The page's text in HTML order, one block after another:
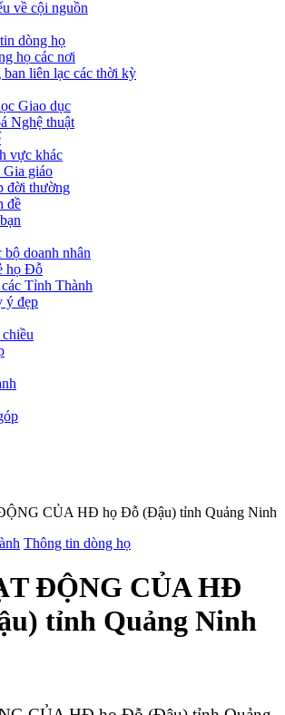
về cội nguồn
dòng họ
họ các nơi
ban liên lạc các thời kỳ
Giao dục
Nghệ thuật
vực khác
Gia giáo
đời thường
đề
bộ doanh nhân
họ Đỗ
Tỉnh Thành
ý đẹp
CỦA HĐ họ Đỗ (Đậu) tỉnh Quảng Ninh
Thông tin dòng họ
ĐỘNG CỦA HĐ
tỉnh Quảng Ninh